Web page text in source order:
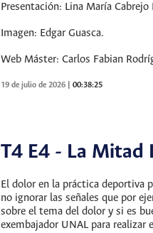
Presentación: Lina María Cabrejo
Imagen: Edgar Guasca.
Web Máster: Carlos Fabian
19 de julio de 2026 00:38:25
T4 E4 - La Mitad
El dolor en la práctica deportiva
no ignorar las señales que por
sobre el tema del dolor y si es
exembajador UNAL para